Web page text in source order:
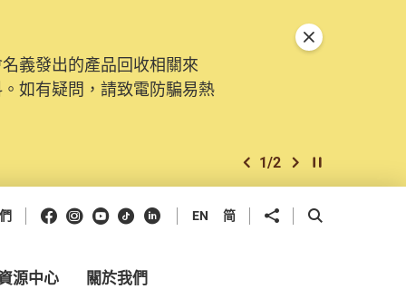
義發出的產品回收相關來
如有疑問，請致電防騙易熱
。由2025年11月10日起，
訴、查詢及建議。所有提交
上一個
2/2 下一個開始/暫停幻燈
關閉特別通告
Facebook
Instagram
Youtube
抖音領英 EN 简 分享到 開啟搜尋框
源中心 關於我們